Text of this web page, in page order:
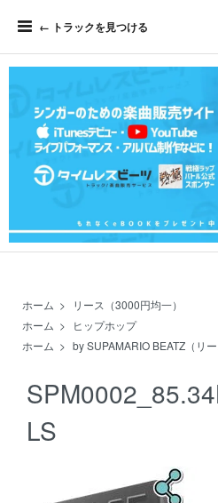
← トラックを見つける
ホーム >
リース（3000円均一）
ホーム >
ヒップホップ
ホーム > by SUPAMARIO BEATZ（リー
LS